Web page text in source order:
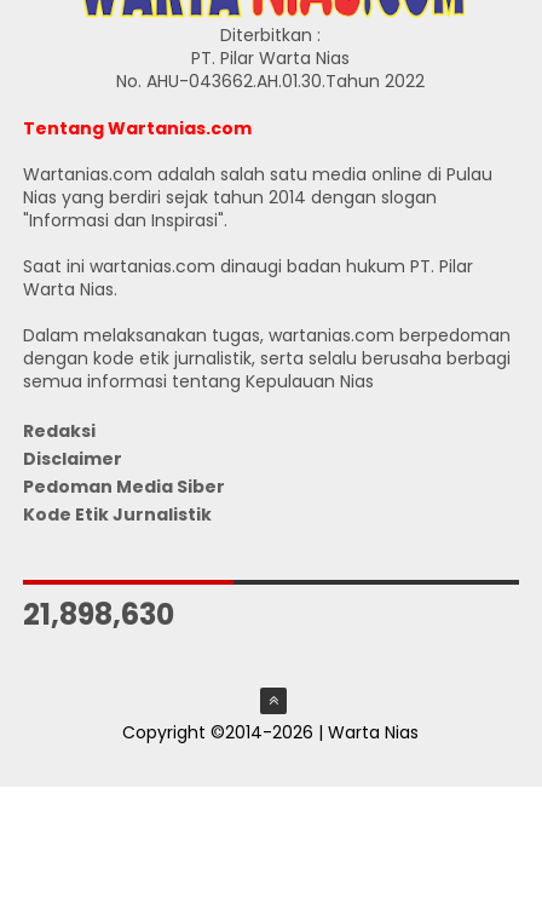
Diterbitkan :
PT. Pilar Warta Nias
No. AHU-043662.AH.01.30.Tahun 2022
Tentang Wartanias.com
Wartanias.com adalah salah satu media online di Pulau
Nias yang berdiri sejak tahun 2014 dengan slogan
"Informasi dan Inspirasi".
Saat ini wartanias.com dinaugi badan hukum PT. Pilar
Warta Nias.
Dalam melaksanakan tugas, wartanias.com berpedoman
dengan kode etik jurnalistik, serta selalu berusaha berbagi
semua informasi tentang Kepulauan Nias
Redaksi
Disclaimer
Pedoman Media Siber
Kode Etik Jurnalistik
21,898,630
Copyright ©2014-2026 | Warta Nias